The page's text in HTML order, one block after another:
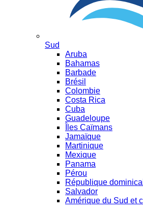
Sud
Aruba
Bahamas
Barbade
Brésil
Colombie
Costa Rica
Cuba
Guadeloupe
Îles Caïmans
Jamaïque
Martinique
Mexique
Panama
Pérou
République
Salvador
Amérique du Sud et